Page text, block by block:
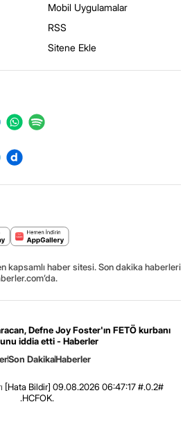
Mobil Uygulamalar
RSS
Sitene Ekle
kapsamlı haber sitesi. Son dakika haberleri
Defne Joy Foster'ın FETÖ kurbanı
iddia etti - Haberler
Son DakikaHaberler
[Hata Bildir] 09.08.2026 06:47:17 #.0.2#
.HCFOK.